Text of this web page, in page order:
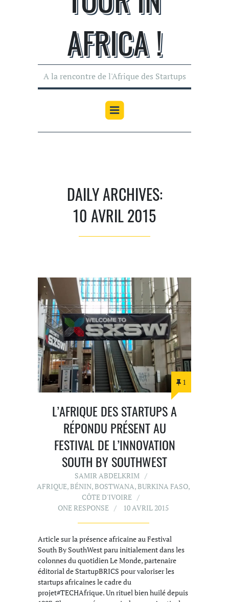
AFRICA !
A la rencontre de l'Afrique des Startups
DAILY ARCHIVES:
10 AVRIL 2015
1
L’AFRIQUE DES STARTUPS A
RÉPONDU PRÉSENT AU
FESTIVAL DE L’INNOVATION
SOUTH BY SOUTHWEST
SAMIR ABDELKRIM
AFRIQUE,BÉNIN,BOSTWANA,BURKINA FASO,
CÔTE D'IVOIRE
ONE RESPONSE
10 AVRIL 2015
Article sur la présence africaine au Festival
South By SouthWest paru initialement dans les
colonnes du quotidien Le Monde, partenaire
éditorial de StartupBRICS pour valoriser les
startups africaines le cadre du
projet#TECHAfrique. Un rituel bien huilé depuis